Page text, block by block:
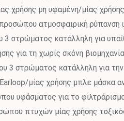
χρήσης μη υφαμένη/μίας
ατμοσφαιρική ρύπανση
στρώματος κατάλληλη για
για τη χωρίς σκόνη
3 στρώματος κατάλληλη για
μίας χρήσης μπλε μάσκα
υφάσματος για το
πτυχών μίας χρήσης